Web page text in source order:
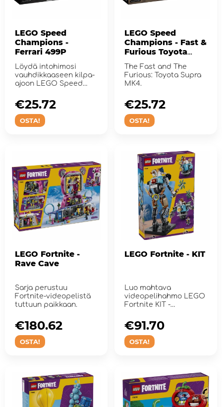
LEGO Speed
Champions -
Ferrari 499P
Löydä intohimosi
vauhdikkaaseen kilpa-
ajoon LEGO Speed
499P:...
OSTA!
€25.72
LEGO Speed
Champions - Fast &
Furious Toyota
The Fast and The
Furious: Toyota Supra
MK4.
OSTA!
€25.72
LEGO Fortnite -
Rave Cave
Sarja perustuu
Fortnite-videopelistä
tuttuun paikkaan.
OSTA!
€180.62
LEGO Fortnite - KIT
Luo mahtava
videopelihahmo LEGO
Fortnite KIT -
OSTA!
€91.70